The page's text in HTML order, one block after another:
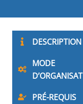
DESCRIPTION
MODE
PRÉ-REQUIS